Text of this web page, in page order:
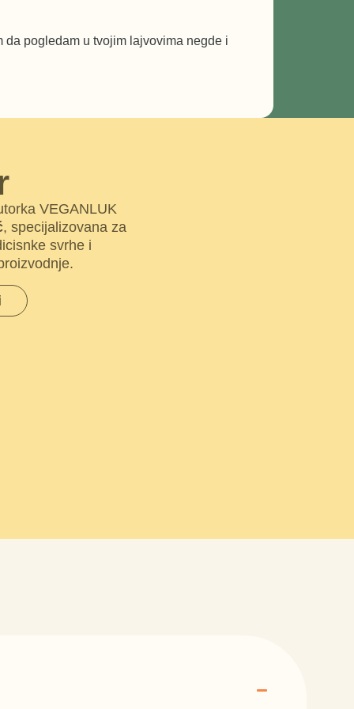
da pogledam u tvojim lajvovima negde i
VEGANLUK
, specijalizovana za
svrhe i